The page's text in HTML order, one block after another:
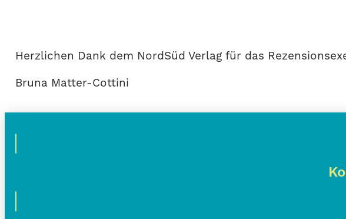
Herzlichen Dank dem NordSüd Verlag für das
Bruna Matter-Cottini